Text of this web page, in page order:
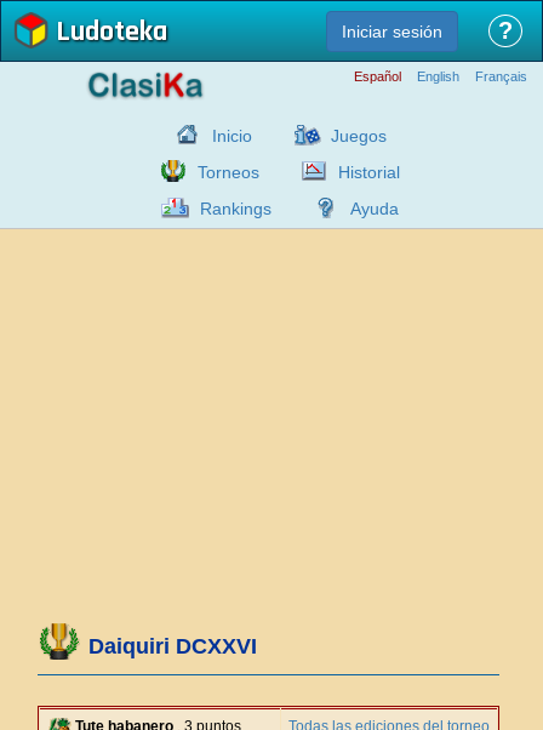
Ludoteka Iniciar sesión ?
Español English Français
Inicio
Juegos
Torneos
Historial
Rankings
Ayuda
Daiquiri DCXXVI
Tute habanero , 3 puntos
Todas las ediciones del torneo